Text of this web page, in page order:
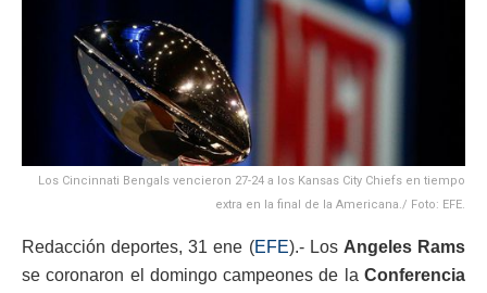
Los Cincinnati Bengals vencieron 27-24 a los Kansas City Chiefs en tiempo
extra en la final de la Americana./ Foto: EFE.
Redacción deportes, 31 ene (EFE).- Los Angeles Rams
se coronaron el domingo campeones de la Conferencia